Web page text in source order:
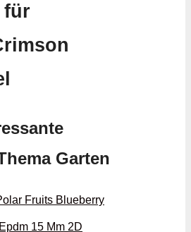
für
Garten
Fruits Blueberry
15 Mm 2D